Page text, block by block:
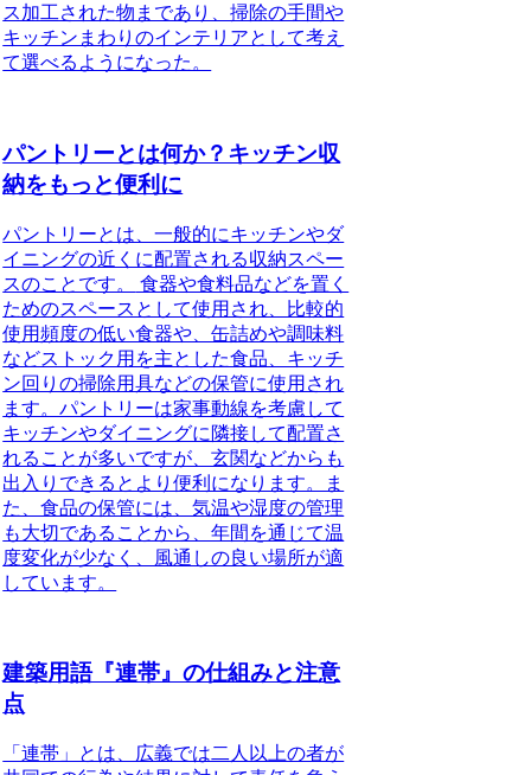
ス加工された物まであり、掃除の手間や
キッチンまわりのインテリアとして考え
て選べるようになった。
パントリーとは何か？キッチン収
納をもっと便利に
パントリーとは、一般的にキッチンやダ
イニングの近くに配置される収納スペー
スのことです。
食器や食料品などを置く
ためのスペースとして使用され、比較的
使用頻度の低い食器や、缶詰めや調味料
などストック用を主とした食品、キッチ
ン回りの掃除用具などの保管に使用され
ます。パントリーは家事動線を考慮して
キッチンやダイニングに隣接して配置さ
れることが多いですが、玄関などからも
出入りできるとより便利になります。ま
た、食品の保管には、気温や湿度の管理
も大切であることから、年間を通じて温
度変化が少なく、風通しの良い場所が適
しています。
建築用語『連帯』の仕組みと注意
点
「連帯」とは、広義では二人以上の者が